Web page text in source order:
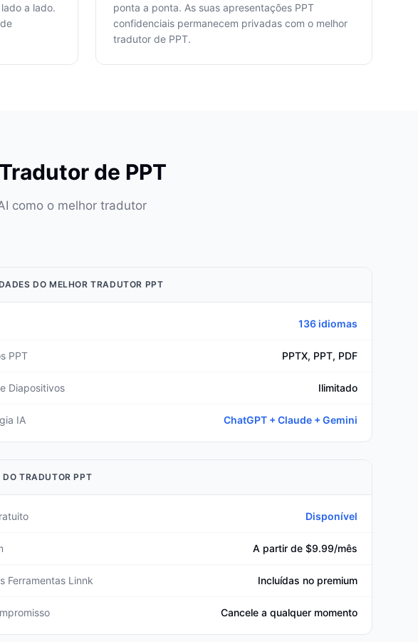
a lado.
ponta a ponta. As suas apresentações PPT
confidenciais permanecem privadas com o melhor
tradutor de PPT.
de PPT
como o melhor tradutor
DO MELHOR TRADUTOR PPT
136 idiomas
PPT PPTX, PPT, PDF
Diapositivos Ilimitado
IA ChatGPT + Claude + Gemini
DO TRADUTOR PPT
Disponível
A partir de $9.99/mês
Ferramentas Linnk Incluídas no premium
Cancele a qualquer momento